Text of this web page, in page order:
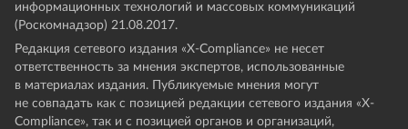
информационных технологий и массовых коммуникаций
(Роскомнадзор) 21.08.2017.
Редакция сетевого издания «X-Compliance» не несет
ответственность за мнения экспертов, использованные
в материалах издания. Публикуемые мнения могут
не совпадать как с позицией редакции сетевого издания «X-
Compliance», так и с позицией органов и организаций,